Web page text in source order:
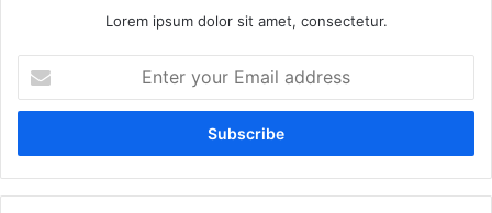
Lorem ipsum dolor sit amet, consectetur.
your
Email